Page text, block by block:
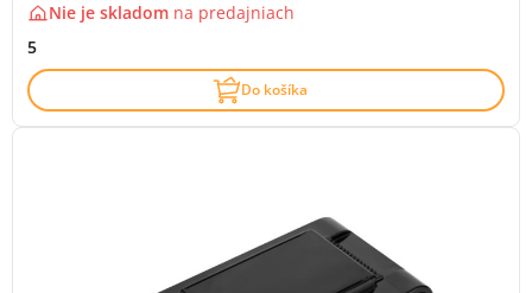
Nie je skladom na predajniach
5
Do košíka